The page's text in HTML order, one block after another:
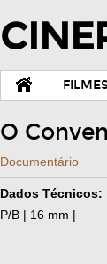
FILMES
O
Documentário
Dados Técnicos:
P/B | 16 mm |